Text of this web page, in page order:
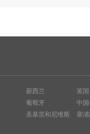
新西兰
葡萄牙
圣基茨和尼维斯
英国
中
塞